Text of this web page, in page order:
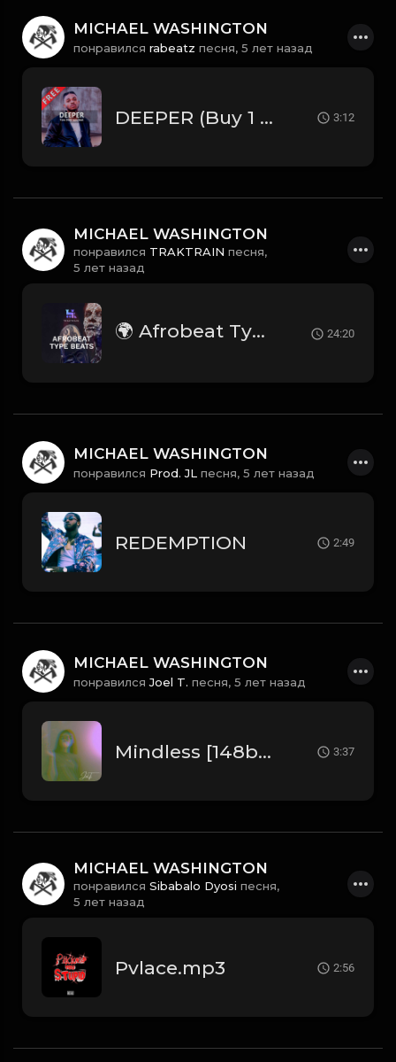
MICHAEL WASHINGTON
понравился rabeatz песня, 5 лет назад
DEEPER (Buy 1 - Get 9 FREE) 3:12
MICHAEL WASHINGTON
понравился TRAKTRAIN песня,
5 лет назад
🌍 Afrobeat Type Beats 2021 | TRAKTRAIN Pulse 24:20
MICHAEL WASHINGTON
понравился Prod. JL песня, 5 лет назад
REDEMPTION 2:49
MICHAEL WASHINGTON
понравилсяJoel T. песня, 5 лет назад
Mindless [148bpm] - Demo 3:37
MICHAEL WASHINGTON
понравился Sibabalo Dyosi песня,
5 лет назад
Pvlace.mp3 2:56